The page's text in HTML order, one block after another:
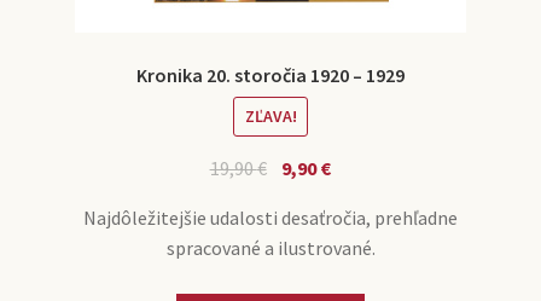
Kronika 20. storočia 1920 – 1929
ZĽAVA!
19,90€ 9,90€
Najdôležitejšie udalosti desaťročia, prehľadne
spracované a ilustrované.